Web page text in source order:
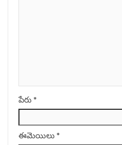
పేరు *
ఈమెయిలు *